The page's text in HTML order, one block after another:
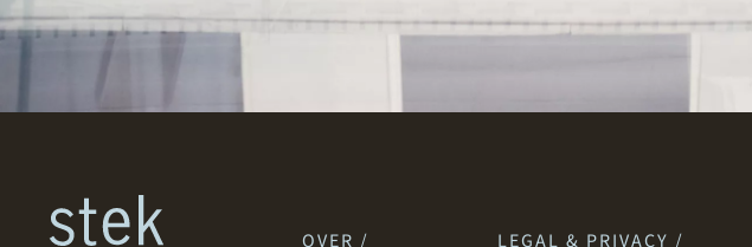
OVER / LEGAL & PRIVACY /